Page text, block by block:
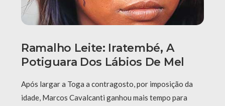
Ramalho Leite: Iratembé, A
Potiguara Dos Lábios De Mel
Após largar a Toga a contragosto, por imposição da
idade, Marcos Cavalcanti ganhou mais tempo para